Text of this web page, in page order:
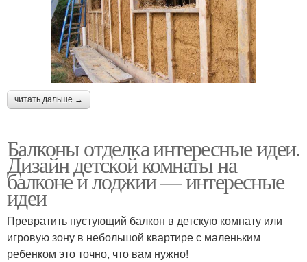
читать дальше →
Балконы отделка интересные идеи.
Дизайн детской комнаты на
балконе и лоджии — интересные
идеи
Превратить пустующий балкон в детскую комнату или
игровую зону в небольшой квартире с маленьким
ребенком это точно, что вам нужно!